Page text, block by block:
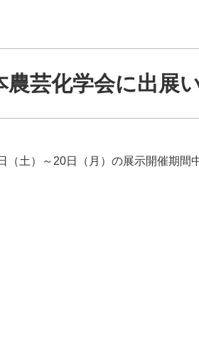
農芸化学会に出展
（土）～20日（月）の展示開催期間